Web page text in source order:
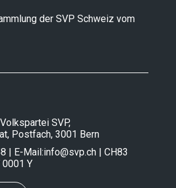
der SVP Schweiz vom
SVP,
Postfach, 3001 Bern
| E-Mail:info@svp.ch | CH83
Y